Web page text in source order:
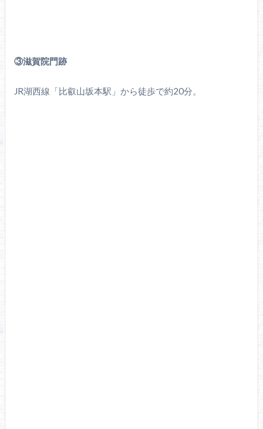
③滋賀院門跡
JR湖西線「比叡山坂本駅」から徒歩で約20分。